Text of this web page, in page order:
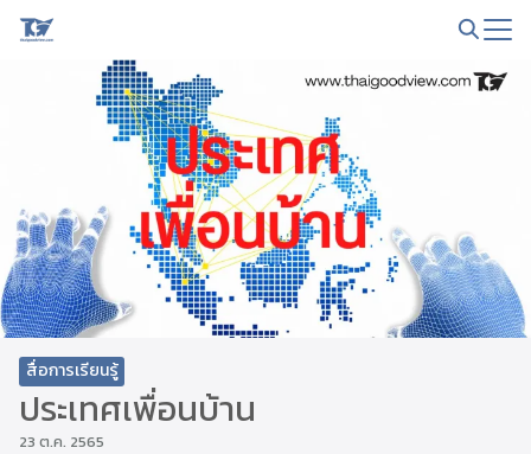
Skip
สื่อการเรียนรู้
ประเทศเพื่อนบ้าน
23 ต.ค. 2565